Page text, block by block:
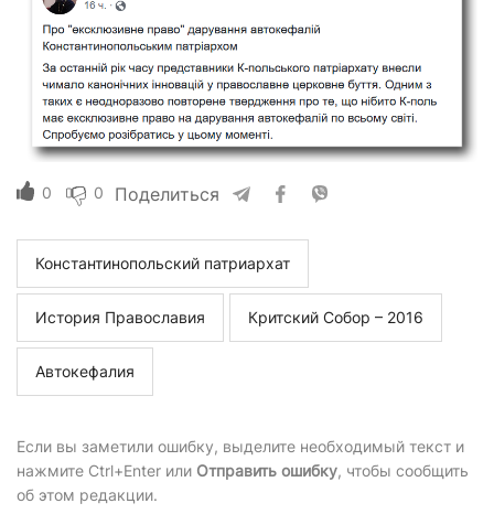
0 0 Поделиться
Константинопольский патриархат
История Православия Критский Собор – 2016
Автокефалия
Если вы заметили ошибку, выделите необходимый текст и
нажмите Ctrl+Enter или Отправить ошибку, чтобы сообщить
об этом редакции.